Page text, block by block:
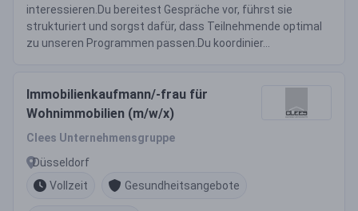
interessieren.Du bereitest Gespräche vor, führst sie
strukturiert und sorgst dafür, dass Teilnehmende optimal
zu unseren Programmen passen.Du koordinier...
Immobilienkaufmann/-frau für
Wohnimmobilien (m/w/x)
Clees Unternehmensgruppe
Düsseldorf
Vollzeit
Gesundheitsangebote